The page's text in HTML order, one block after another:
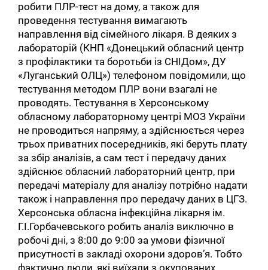
робити ПЛР-тест на дому, а також для
проведення тестування вимагають
направлення від сімейного лікаря. В деяких з
лабораторій (КНП «Донецький обласний центр
з профілактики та боротьби із СНІДом», ДУ
«Луганський ОЛЦ») телефоном повідомили, що
тестування методом ПЛР вони взагалі не
проводять. Тестування в Херсонському
обласному лабораторному центрі МОЗ України
не проводиться напряму, а здійснюється через
трьох приватних посередників, які беруть плату
за збір аналізів, а сам тест і передачу даних
здійснює обласний лабораторний центр, при
передачі матеріалу для аналізу потрібно надати
також і направлення про передачу даних в ЦГЗ.
Херсонська обласна інфекційна лікарня ім.
Г.І.Горбачевського робить аналіз виключно в
робочі дні, з 8:00 до 9:00 за умови фізичної
присутності в закладі охорони здоров’я. Тобто